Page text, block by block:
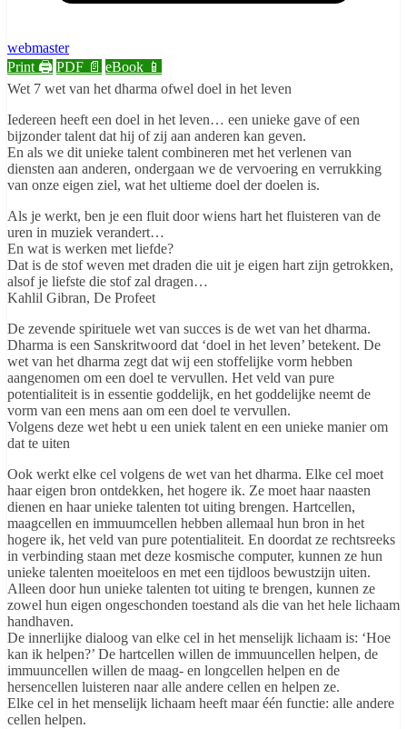
webmaster
Print 🖨 PDF 📄 eBook 📱
Wet 7 wet van het dharma ofwel doel in het leven
Iedereen heeft een doel in het leven… een unieke gave of een
bijzonder talent dat hij of zij aan anderen kan geven.
En als we dit unieke talent combineren met het verlenen van
diensten aan anderen, ondergaan we de vervoering en verrukking
van onze eigen ziel, wat het ultieme doel der doelen is.
Als je werkt, ben je een fluit door wiens hart het fluisteren van de
uren in muziek verandert…
En wat is werken met liefde?
Dat is de stof weven met draden die uit je eigen hart zijn getrokken,
alsof je liefste die stof zal dragen…
Kahlil Gibran, De Profeet
De zevende spirituele wet van succes is de wet van het dharma.
Dharma is een Sanskritwoord dat ‘doel in het leven’ betekent. De
wet van het dharma zegt dat wij een stoffelijke vorm hebben
aangenomen om een doel te vervullen. Het veld van pure
potentialiteit is in essentie goddelijk, en het goddelijke neemt de
vorm van een mens aan om een doel te vervullen.
Volgens deze wet hebt u een uniek talent en een unieke manier om
dat te uiten
Ook werkt elke cel volgens de wet van het dharma. Elke cel moet
haar eigen bron ontdekken, het hogere ik. Ze moet haar naasten
dienen en haar unieke talenten tot uiting brengen. Hartcellen,
maagcellen en immuumcellen hebben allemaal hun bron in het
hogere ik, het veld van pure potentialiteit. En doordat ze rechtsreeks
in verbinding staan met deze kosmische computer, kunnen ze hun
unieke talenten moeiteloos en met een tijdloos bewustzijn uiten.
Alleen door hun unieke talenten tot uiting te brengen, kunnen ze
zowel hun eigen ongeschonden toestand als die van het hele lichaam
handhaven.
De innerlijke dialoog van elke cel in het menselijk lichaam is: ‘Hoe
kan ik helpen?’ De hartcellen willen de immuuncellen helpen, de
immuuncellen willen de maag- en longcellen helpen en de
hersencellen luisteren naar alle andere cellen en helpen ze.
Elke cel in het menselijk lichaam heeft maar één functie: alle andere
cellen helpen.